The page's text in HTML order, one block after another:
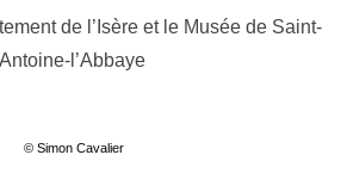
de l’Isère et le Musée de Saint-
Antoine-l’Abbaye
© Simon Cavalier